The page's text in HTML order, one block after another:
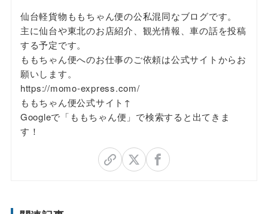
仙台軽貨物ももちゃん便の公私混同なブログです。
主に仙台や東北のお店紹介、観光情報、車の話を投稿
する予定です。
ももちゃん便へのお仕事のご依頼は公式サイトからお
願いします。
https://momo-express.com/
ももちゃん便公式サイト↑
Googleで「ももちゃん便」で検索すると出てきま
す！